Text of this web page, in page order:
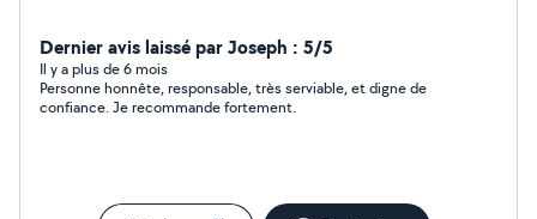
Dernier avis laissé par Joseph : 5/5
Il y a plus de 6 mois
Personne honnête, responsable, très serviable, et digne de
confiance. Je recommande fortement.